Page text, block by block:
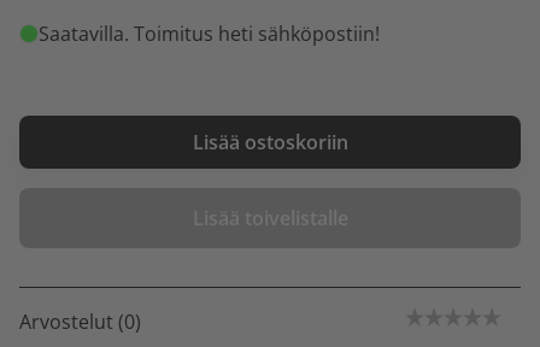
Saatavilla. Toimitus heti sähköpostiin!
Lisää ostoskoriin
Lisää toivelistalle
Arvostelut (0)